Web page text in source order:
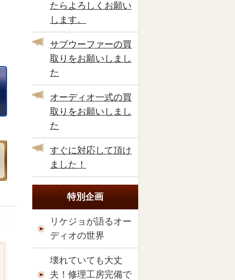
たらよろしくお願い
します。
サブウーファーの買
取りをお願いしまし
た
オーディオ一式の買
取りをお願いしまし
た
すぐに対応して頂け
ました！
特別企画
リケジョが語るオー
ディオの世界
壊れていても大丈
夫！修理工房完備で